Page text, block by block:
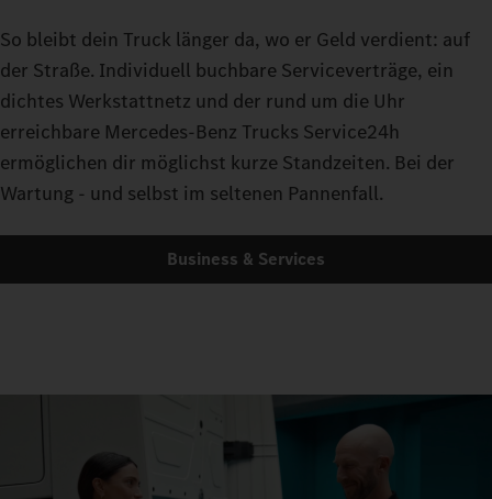
So bleibt dein Truck länger da, wo er Geld verdient: auf
der Straße. Individuell buchbare Serviceverträge, ein
dichtes Werkstattnetz und der rund um die Uhr
erreichbare Mercedes-Benz Trucks Service24h
ermöglichen dir möglichst kurze Standzeiten. Bei der
Wartung - und selbst im seltenen Pannenfall.
Business & Services